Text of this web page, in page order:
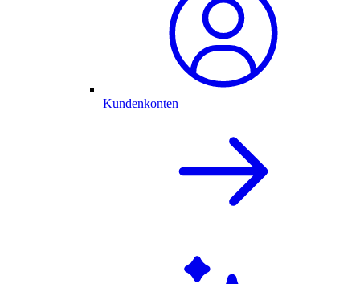
Kundenkonten